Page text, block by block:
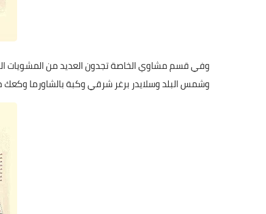
وفي قسم مشاوي الخاصة تجدون العديد من المشويات
وشمس البلد وسلايدر برغر شرقي وكبة بالشاورما وكعك